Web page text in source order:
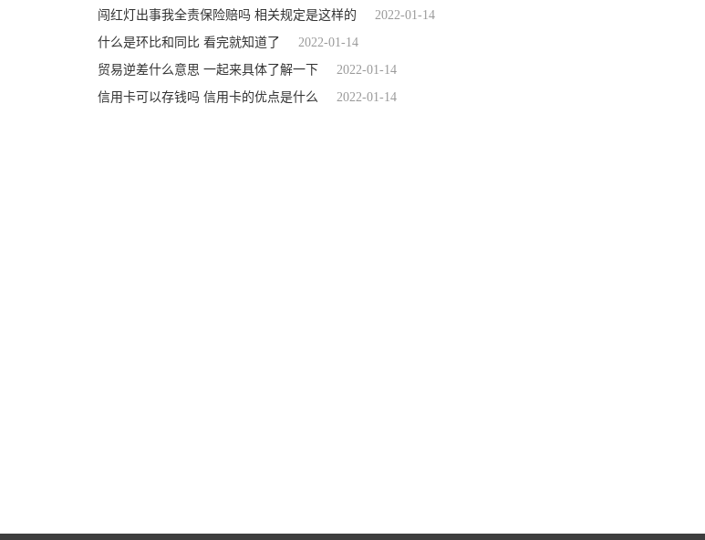
闯红灯出事我全责保险赔吗 相关规定是这样的
2022-01-14
什么是环比和同比 看完就知道了
2022-01-14
贸易逆差什么意思 一起来具体了解一下
2022-01-14
信用卡可以存钱吗 信用卡的优点是什么
2022-01-14